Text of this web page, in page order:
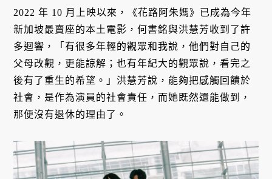
2022 年 10 月上映以來，《花路阿朱媽》已成為今年
新加坡最賣座的本土電影，何書銘與洪慧芳收到了許
多迴響，「有很多年輕的觀眾和我說，他們對自己的
父母改觀，更能諒解；也有年紀大的觀眾說，看完之
後有了重生的希望。」洪慧芳說，能夠把感觸回饋於
社會，是作為演員的社會責任，而她既然還能做到，
那便沒有退休的理由了。